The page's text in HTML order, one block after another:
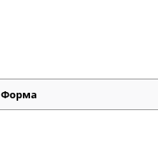
Форма